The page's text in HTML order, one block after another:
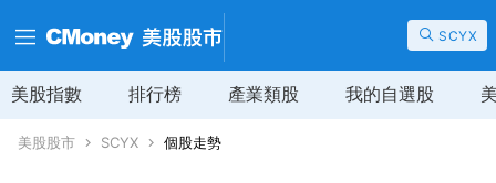
SCYX
美股指數 排行榜 產業類股 我的自選股
美股股市 SCYX 個股走勢